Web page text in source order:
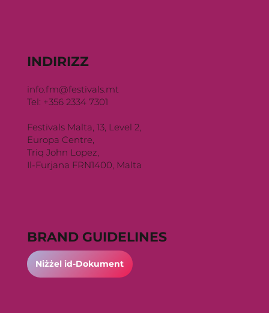
INDIRIZZ
info.fm@festivals.mt
Tel: +356 2334 7301
Festivals Malta, 13, Level 2,
Europa Centre,
Triq John Lopez,
Il-Furjana FRN1400, Malta
BRAND GUIDELINES
Niżżel id-Dokument